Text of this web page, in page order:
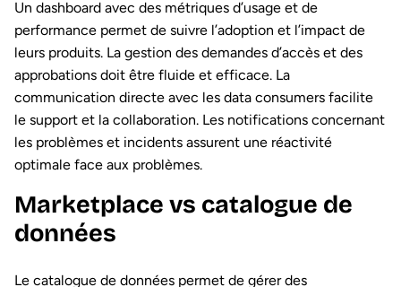
Un dashboard avec des métriques d’usage et de
performance permet de suivre l’adoption et l’impact de
leurs produits. La gestion des demandes d’accès et des
approbations doit être fluide et efficace. La
communication directe avec les data consumers facilite
le support et la collaboration. Les notifications concernant
les problèmes et incidents assurent une réactivité
optimale face aux problèmes.
Marketplace vs catalogue de
données
Le catalogue de données permet de gérer des